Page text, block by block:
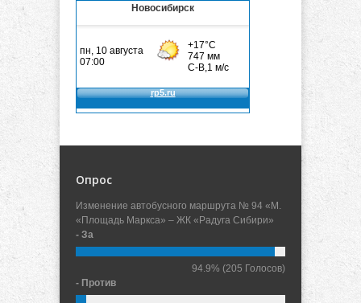
Новосибирск
Опрос
Изменение автобусного маршрута № 94 «М.
«Площадь Маркса» – ЖК «Радуга Сибири»
- За
94.9% (205 Голосов)
- Против